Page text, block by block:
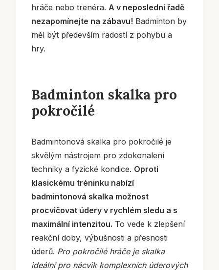
hráče nebo trenéra. A v neposlední řadě
nezapomínejte na zábavu! Badminton by
měl být především radostí z pohybu a
hry.
Badminton skalka pro
pokročilé
Badmintonová skalka pro pokročilé je
skvělým nástrojem pro zdokonalení
techniky a fyzické kondice. Oproti
klasickému tréninku nabízí
badmintonová skalka možnost
procvičovat údery v rychlém sledu a s
maximální intenzitou. To vede k zlepšení
reakční doby, výbušnosti a přesnosti
úderů. Pro pokročilé hráče je skalka
ideální pro nácvik komplexních úderových